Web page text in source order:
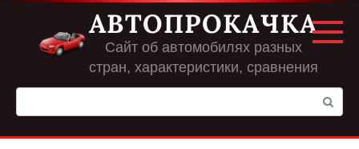
Перейти
контенту
АВТОПРОКАЧКА
Сайт об автомобилях разных
стран, характеристики, сравнения
Поиск: